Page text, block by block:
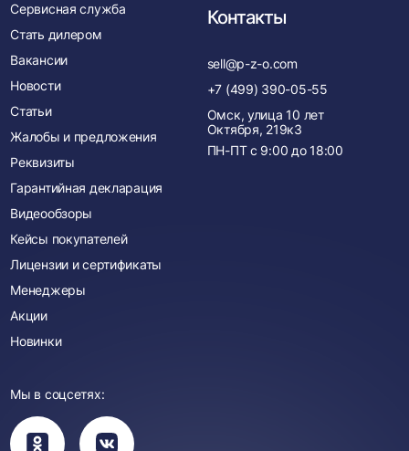
Сервисная служба
Стать дилером
Вакансии
Новости
Статьи
Жалобы и предложения
Реквизиты
Гарантийная декларация
Видеообзоры
Кейсы покупателей
Лицензии и сертификаты
Менеджеры
Акции
Новинки
Контакты
sell@p-z-o.com
+7 (499) 390-05-55
Омск, улица 10 лет
Октября, 219к3
ПН-ПТ с 9:00 до 18:00
Мы в соцсетях:
Вы
перейдете
Вы
перейдете